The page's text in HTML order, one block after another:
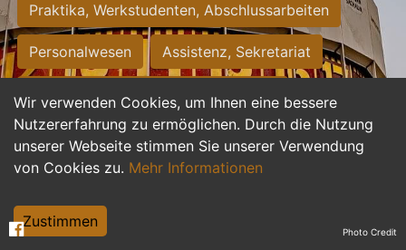
Wir verwenden Cookies, um Ihnen eine bessere
Nutzererfahrung zu ermöglichen. Durch die Nutzung
unserer Webseite stimmen Sie unserer Verwendung
von Cookies zu. Mehr Informationen
Zustimmen
Praktika, Werkstudenten, Abschlussarbeiten
Personalwesen Assistenz, Sekretariat
Hilfskräfte, Aushilfs- und Nebenjobs
Einkauf, Logistik, Materialwirtschaft
Weiterbildung, Studium, duale Ausbildung
Tourismus
Photo Credit